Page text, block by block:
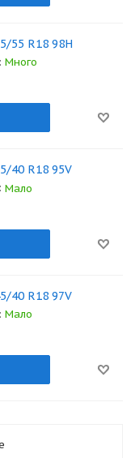
55 R18 98H
Много
40 R18 95V
Мало
40 R18 97V
Мало